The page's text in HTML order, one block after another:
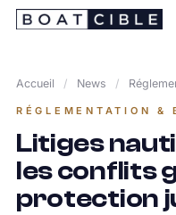
Passer
Accueil / News /
RÉGLEMENTATION &
Litiges
les conflits
protection